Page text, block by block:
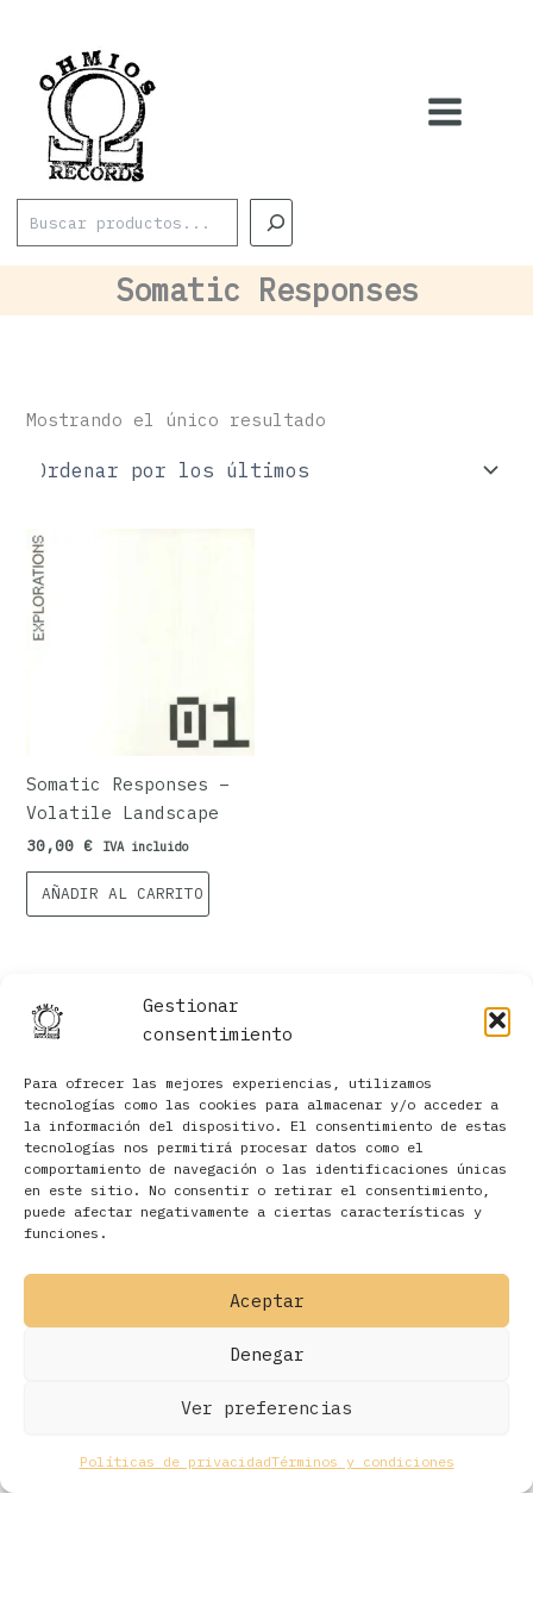
Gestionar
consentimiento
Para ofrecer las mejores experiencias, utilizamos
tecnologías como las cookies para almacenar y/o acceder a
la información del dispositivo. El consentimiento de estas
tecnologías nos permitirá procesar datos como el
comportamiento de navegación o las identificaciones únicas
en este sitio. No consentir o retirar el consentimiento,
puede afectar negativamente a ciertas características y
funciones.
Aceptar
Denegar
Ver preferencias
Políticas de privacidadTérminos y condiciones
contenido
Somatic Responses
Filtros
Mostrando el único resultado
Somatic Responses –
Volatile Landscape
30,00 € IVA incluido
AÑADIR AL CARRITO